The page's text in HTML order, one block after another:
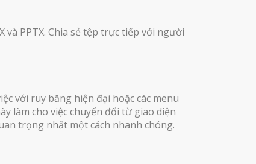
và PPTX. Chia sẻ tệp trực tiếp với người
với ruy băng hiện đại hoặc các menu
làm cho việc chuyển đổi từ giao diện
trọng nhất một cách nhanh chóng.